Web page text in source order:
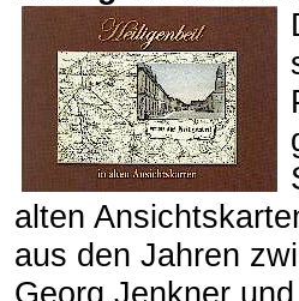
alten
aus den Jahren